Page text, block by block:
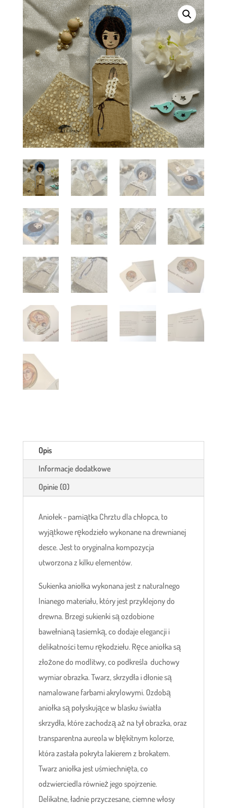
Opis
Informacje dodatkowe
Opinie (0)
Aniołek - pamiątka Chrztu dla chłopca, to
wyjątkowe rękodzieło wykonane na drewnianej
desce. Jest to oryginalna kompozycja
utworzona z kilku elementów.
Sukienka aniołka wykonana jest z naturalnego
lnianego materiału, który jest przyklejony do
drewna. Brzegi sukienki są ozdobione
bawełnianą tasiemką, co dodaje elegancji i
delikatności temu rękodziełu. Ręce aniołka są
złożone do modlitwy, co podkreśla duchowy
wymiar obrazka. Twarz, skrzydła i dłonie są
namalowane farbami akrylowymi. Ozdobą
aniołka są połyskujące w blasku światła
skrzydła, które zachodzą aż na tył obrazka, oraz
transparentna aureola w błękitnym kolorze,
która zastała pokryta lakierem z brokatem.
Twarz aniołka jest uśmiechnięta, co
odzwierciedla również jego spojrzenie.
Delikatne, ładnie przyczesane, ciemne włosy